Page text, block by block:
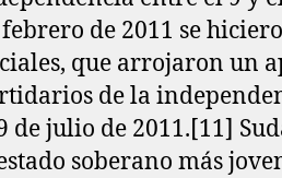
de 2011 se
que arrojaron un
de la
de julio de 2011.[11]​
soberano más